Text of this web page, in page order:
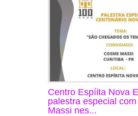
Centro Espíita Nova
palestra especial
Massi nes...